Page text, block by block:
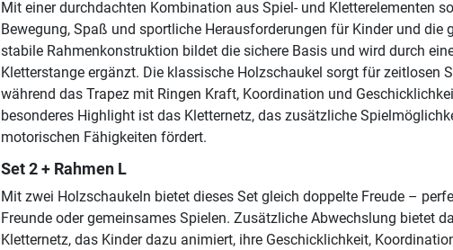
Mit einer durchdachten Kombination aus Spiel- und Kletterelementen
Bewegung, Spaß und sportliche Herausforderungen für Kinder und die
stabile Rahmenkonstruktion bildet die sichere Basis und wird durch
Kletterstange ergänzt. Die klassische Holzschaukel sorgt für zeitlosen
während das Trapez mit Ringen Kraft, Koordination und
besonderes Highlight ist das Kletternetz, das zusätzliche
motorischen Fähigkeiten fördert.
Set 2 + Rahmen L
Mit zwei Holzschaukeln bietet dieses Set gleich doppelte Freude –
Freunde oder gemeinsames Spielen. Zusätzliche Abwechslung bietet
Kletternetz, das Kinder dazu animiert, ihre Geschicklichkeit,